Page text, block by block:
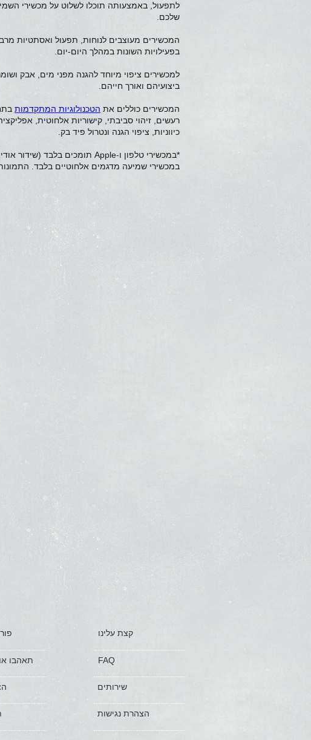
לתפעול, באמצעותה תוכלו לשלוט על מכשירי
שלכם.
המכשירים מעוצבים לנוחות, תפעול ואסתטיות
בפעילויות השונות במהלך היום-יום.
למכשירים ציפוי מיוחד להגנה מפני מים, אבק
ביצועיהם ואורך חייהם.
המכשירים כוללים את הטכנולוגיות המתקדמות
רעשים, זיהוי סביבתי, קישוריות אלחוטית,
כיווניות, ציפוי הגנה ונטרול פיד בק.
במכשירי שמיעה מדגמים אלחוטיים בלבד.
תאהבו
קצת עלינו
FAQ
שירותים
הצהרת נגישות